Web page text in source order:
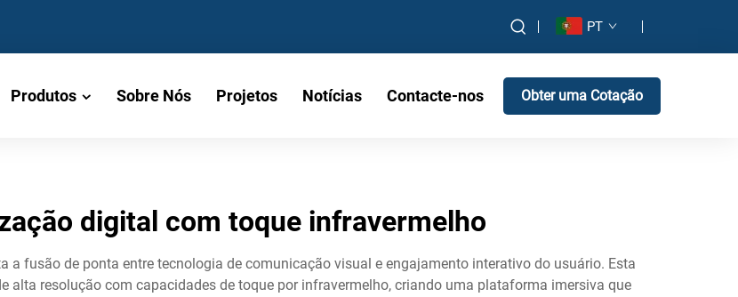
PT
Produtos Sobre Nós Projetos Notícias Contacte-nos Obter uma Cotação
digital com toque infravermelho
a fusão de ponta entre tecnologia de comunicação visual e engajamento interativo do usuário. Esta
resolução com capacidades de toque por infravermelho, criando uma plataforma imersiva que